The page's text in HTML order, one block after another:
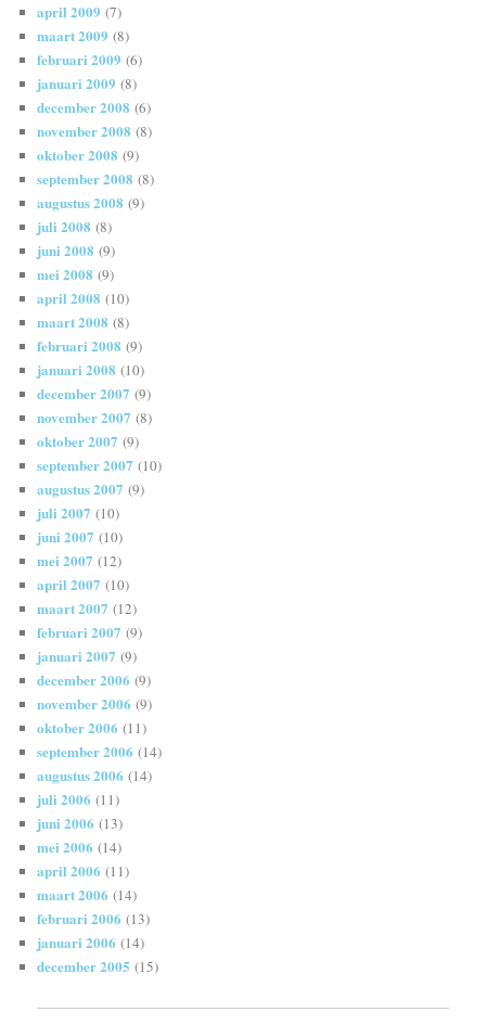
april 2009 (7)
maart 2009 (8)
februari 2009 (6)
januari 2009 (8)
december 2008 (6)
november 2008 (8)
oktober 2008 (9)
september 2008 (8)
augustus 2008 (9)
juli 2008 (8)
juni 2008 (9)
mei 2008 (9)
april 2008 (10)
maart 2008 (8)
februari 2008 (9)
januari 2008 (10)
december 2007 (9)
november 2007 (8)
oktober 2007 (9)
september 2007 (10)
augustus 2007 (9)
juli 2007 (10)
juni 2007 (10)
mei 2007 (12)
april 2007 (10)
maart 2007 (12)
februari 2007 (9)
januari 2007 (9)
december 2006 (9)
november 2006 (9)
oktober 2006 (11)
september 2006 (14)
augustus 2006 (14)
juli 2006 (11)
juni 2006 (13)
mei 2006 (14)
april 2006 (11)
maart 2006 (14)
februari 2006 (13)
januari 2006 (14)
december 2005 (15)